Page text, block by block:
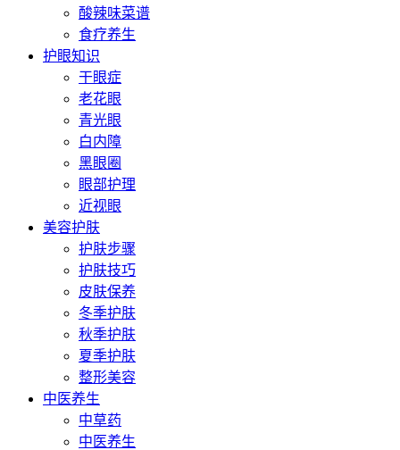
酸辣味菜谱
食疗养生
护眼知识
干眼症
老花眼
青光眼
白内障
黑眼圈
眼部护理
近视眼
美容护肤
护肤步骤
护肤技巧
皮肤保养
冬季护肤
秋季护肤
夏季护肤
整形美容
中医养生
中草药
中医养生